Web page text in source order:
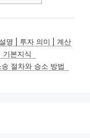
명 | 투자 의미 | 계산
본지식
절차와 승소 방법